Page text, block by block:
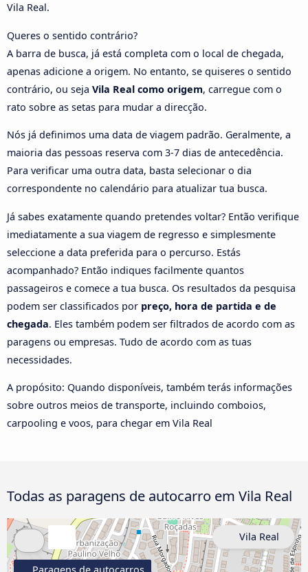
Vila Real.
Queres o sentido contrário?
A barra de busca, já está completa com o local de chegada,
apenas adicione a origem. No entanto, se quiseres o sentido
contrário, ou seja Vila Real como origem, carregue com o
rato sobre as setas para mudar a direcção.
Nós já definimos uma data de viagem padrão. Geralmente, a
maioria das pessoas reserva com 3-7 dias de antecedência.
Para verificar uma outra data, basta selecionar o dia
correspondente no calendário para atualizar tua busca.
Já sabes exatamente quando pretendes voltar? Então verifique
imediatamente a sua viagem de regresso e simplesmente
seleccione a data preferida para o percurso. Estás
acompanhado? Então indiques facilmente quantos
passageiros e comece a tua busca. Os resultados da pesquisa
podem ser classificados por preço, hora de partida e de
chegada. Eles também podem ser filtrados de acordo com as
paragens ou empresas. Tudo de acordo com as tuas
necessidades.
A propósito: Quando disponíveis, também terás informações
sobre outros meios de transporte, incluindo comboios,
carpooling e voos, para chegar em Vila Real
Todas as paragens de autocarro em Vila Real
Vila Real